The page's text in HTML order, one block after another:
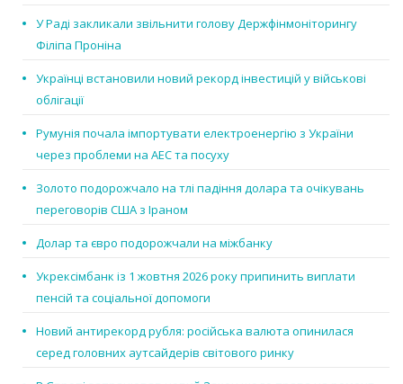
У Раді закликали звільнити голову Держфінмоніторингу
Філіпа Проніна
Українці встановили новий рекорд інвестицій у військові
облігації
Румунія почала імпортувати електроенергію з України
через проблеми на АЕС та посуху
Золото подорожчало на тлі падіння долара та очікувань
переговорів США з Іраном
Долар та євро подорожчали на міжбанку
Укрексімбанк із 1 жовтня 2026 року припинить виплати
пенсій та соціальної допомоги
Новий антирекорд рубля: російська валюта опинилася
серед головних аутсайдерів світового ринку